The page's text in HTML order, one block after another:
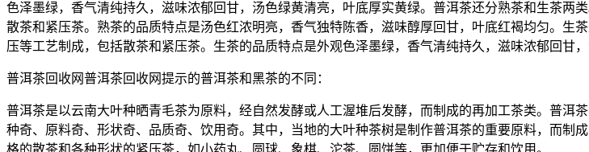
色泽墨绿，香气清纯持久，滋味浓郁回甘，汤色绿黄清亮，叶底厚实黄绿。普洱茶还分熟茶和生茶
散茶和紧压茶。熟茶的品质特点是汤色红浓明亮，香气独特陈香，滋味醇厚回甘，叶底红褐均匀。
压等工艺制成，包括散茶和紧压茶。生茶的品质特点是外观色泽墨绿，香气清纯持久，滋味浓郁回甘
普洱茶回收网普洱茶回收网提示的普洱茶和黑茶的不同：
普洱茶是以云南大叶种晒青毛茶为原料，经自然发酵或人工渥堆后发酵，而制成的再加工茶类。普
种奇、原料奇、形状奇、品质奇、饮用奇。其中，当地的大叶种茶树是制作普洱茶的重要原料，而
格的散茶和各种形状的紧压茶，如小药丸、圆球、象棋、沱茶、圆饼等，更加便于贮存和饮用。